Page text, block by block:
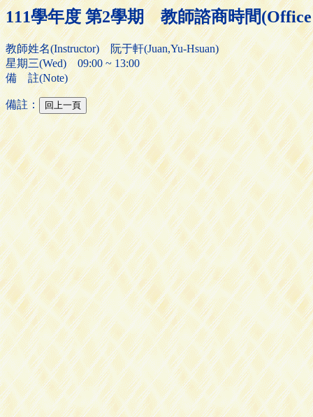
111學年度 第2學期 教師諮商時間
教師姓名(Instructor) 阮于軒(Juan,Yu-Hsuan)
星期三(Wed) 09:00 ~ 13:00
備 註(Note)
備註：